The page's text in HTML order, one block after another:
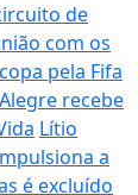
de
com os
pela Fifa
recebe
Lítio
a
é excluído